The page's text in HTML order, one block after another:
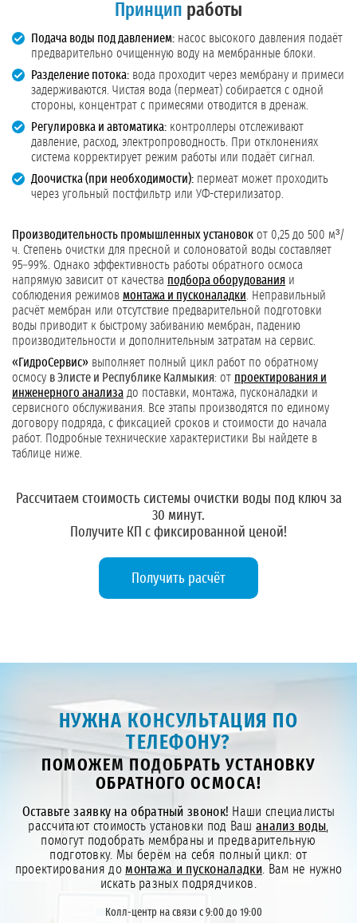
Принцип работы
Подача воды под давлением: насос высокого давления подаёт
предварительно очищенную воду на мембранные блоки.
Разделение потока: вода проходит через мембрану и примеси
задерживаются. Чистая вода (пермеат) собирается с одной
стороны, концентрат с примесями отводится в дренаж.
Регулировка и автоматика: контроллеры отслеживают
давление, расход, электропроводность. При отклонениях
система корректирует режим работы или подаёт сигнал.
Доочистка (при необходимости): пермеат может проходить
через угольный постфильтр или УФ-стерилизатор.
Производительность промышленных установок от 0,25 до 500 м³/
ч. Степень очистки для пресной и солоноватой воды составляет
95–99%. Однако эффективность работы обратного осмоса
напрямую зависит от качества подбора оборудования и
соблюдения режимов монтажа и пусконаладки . Неправильный
расчёт мембран или отсутствие предварительной подготовки
воды приводит к быстрому забиванию мембран, падению
производительности и дополнительным затратам на сервис.
«ГидроСервис» выполняет полный цикл работ по обратному
осмосу в Элисте и Республике Калмыкия: от проектирования и
инженерного анализа до поставки, монтажа, пусконаладки и
сервисного обслуживания. Все этапы производятся по единому
договору подряда, с фиксацией сроков и стоимости до начала
работ. Подробные технические характеристики Вы найдете в
таблице ниже.
Рассчитаем стоимость системы очистки воды под ключ за
30 минут.
Получите КП с фиксированной ценой!
Получить расчёт
НУЖНА КОНСУЛЬТАЦИЯ ПО
ТЕЛЕФОНУ?
ПОМОЖЕМ ПОДОБРАТЬ УСТАНОВКУ
ОБРАТНОГО ОСМОСА!
Оставьте заявку на обратный звонок! Наши специалисты
рассчитают стоимость установки под Вашанализ воды
помогут подобрать мембраны и предварительную
подготовку. Мы берём на себя полный цикл: от
проектирования до монтажа и пусконаладки. Вам не нужно
искать разных подрядчиков.
Колл-центр на связи с 9:00 до 19:00